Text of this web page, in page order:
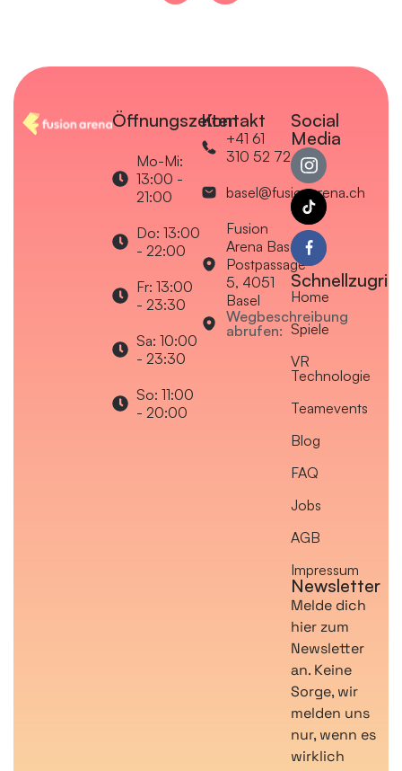
Öffnungszeiten
Mo-Mi:
13:00 -
21:00
Do: 13:00
- 22:00
Fr: 13:00
- 23:30
Sa: 10:00
- 23:30
So: 11:00
- 20:00
Kontakt
+41 61
310 52 72
basel@fusionarena.ch
Fusion
Arena Basel,
Postpassage
5, 4051
Basel
Wegbeschreibung
abrufen:
Social
Media
Home
Spiele
VR
Technologie
Teamevents
Blog
FAQ
Jobs
AGB
Impressum
Newsletter
Melde dich
hier zum
Newsletter
an. Keine
Sorge, wir
melden uns
nur, wenn es
wirklich